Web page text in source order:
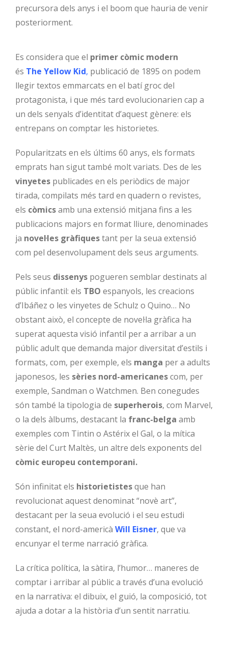
precursora dels anys i el boom que hauria de venir
posteriorment.
Es considera que el primer còmic modern
és The Yellow Kid, publicació de 1895 on podem
llegir textos emmarcats en el batí groc del
protagonista, i que més tard evolucionarien cap a
un dels senyals d’identitat d’aquest gènere: els
entrepans on comptar les historietes.
Popularitzats en els últims 60 anys, els formats
emprats han sigut també molt variats. Des de les
vinyetes publicades en els periòdics de major
tirada, compilats més tard en quadern o revistes,
els còmicsamb una extensió mitjana fins a les
publicacions majors en format lliure, denominades
ja novel·les gràfiquestant per la seua extensió
com pel desenvolupament dels seus arguments.
Pels seus dissenys pogueren semblar destinats al
públic infantil: els TBO espanyols, les creacions
d’Ibáñez o les vinyetes de Schulz o Quino… No
obstant això, el concepte de novel·la gràfica ha
superat aquesta visió infantil per a arribar a un
públic adult que demanda major diversitat d’estils i
formats, com, per exemple, els manga per a adults
japonesos, les sèries nord-americanescom, per
exemple, Sandman o Watchmen. Ben conegudes
són també la tipologia de superherois, com Marvel,
o la dels àlbums, destacant la franc-belga amb
exemples com Tintin o Astérix el Gal, o la mítica
sèrie del Curt Maltès, un altre dels exponents del
còmic europeu contemporani.
Són infinitat els historietistesque han
revolucionat aquest denominat “novè art”,
destacant per la seua evolució i el seu estudi
constant, el nord-americà Will Eisner, que va
encunyar el terme narració gràfica.
La crítica política, la sàtira, l’humor… maneres de
comptar i arribar al públic a través d’una evolució
en la narrativa: el dibuix, el guió, la composició, tot
ajuda a dotar a la història d’un sentit narratiu.